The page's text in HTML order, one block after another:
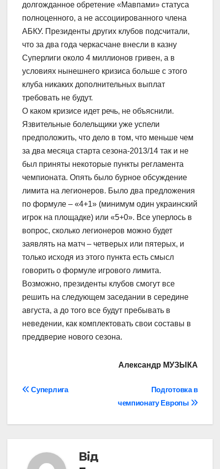
долгожданное обретение «Мавпами» статуса
полноценного, а не ассоциированного члена
АБКУ. Президенты других клубов подсчитали,
что за два года черкасчане внесли в казну
Суперлиги около 4 миллионов гривен, а в
условиях нынешнего кризиса больше с этого
клуба никаких дополнительных выплат
требовать не будут.
О каком кризисе идет речь, не объяснили.
Язвительные болельщики уже успели
предположить, что дело в том, что меньше чем
за два месяца старта сезона-2013/14 так и не
был приняты некоторые пункты регламента
чемпионата. Опять было бурное обсуждение
лимита на легионеров. Было два предложения
по формуле – «4+1» (минимум один украинский
игрок на площадке) или «5+0». Все уперлось в
вопрос, сколько легионеров можно будет
заявлять на матч – четверых или пятерых, и
только исходя из этого пункта есть смысл
говорить о формуле игрового лимита.
Возможно, президенты клубов смогут все
решить на следующем заседании в середине
августа, а до того все будут пребывать в
неведении, как комплектовать свои составы в
преддверие нового сезона.
Александр МУЗЫКА
Навігація
Подготовка в
чемпионату Европы
Суперлига
Від